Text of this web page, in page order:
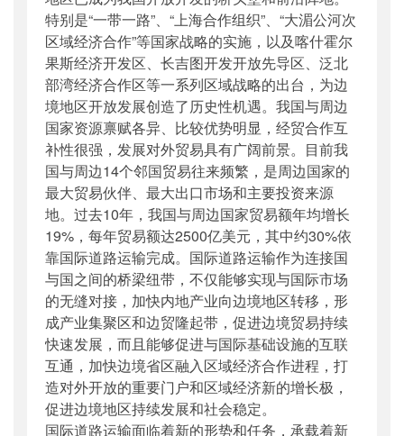
特别是“一带一路”、“上海合作组织”、“大湄公河次
区域经济合作”等国家战略的实施，以及喀什霍尔
果斯经济开发区、长吉图开发开放先导区、泛北
部湾经济合作区等一系列区域战略的出台，为边
境地区开放发展创造了历史性机遇。我国与周边
国家资源禀赋各异、比较优势明显，经贸合作互
补性很强，发展对外贸易具有广阔前景。目前我
国与周边14个邻国贸易往来频繁，是周边国家的
最大贸易伙伴、最大出口市场和主要投资来源
地。过去10年，我国与周边国家贸易额年均增长
19%，每年贸易额达2500亿美元，其中约30%依
靠国际道路运输完成。国际道路运输作为连接国
与国之间的桥梁纽带，不仅能够实现与国际市场
的无缝对接，加快内地产业向边境地区转移，形
成产业集聚区和边贸隆起带，促进边境贸易持续
快速发展，而且能够促进与国际基础设施的互联
互通，加快边境省区融入区域经济合作进程，打
造对外开放的重要门户和区域经济新的增长极，
促进边境地区持续发展和社会稳定。
国际道路运输面临着新的形势和任务，承载着新